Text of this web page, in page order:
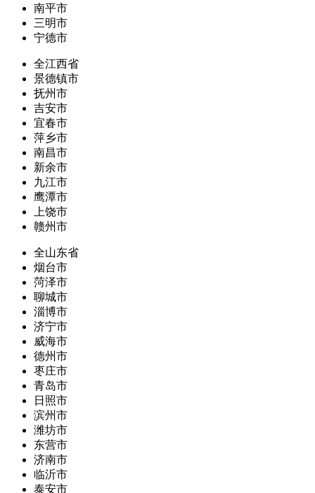
南平市
三明市
宁德市
全江西省
景德镇市
抚州市
吉安市
宜春市
萍乡市
南昌市
新余市
九江市
鹰潭市
上饶市
赣州市
全山东省
烟台市
菏泽市
聊城市
淄博市
济宁市
威海市
德州市
枣庄市
青岛市
日照市
滨州市
潍坊市
东营市
济南市
临沂市
泰安市